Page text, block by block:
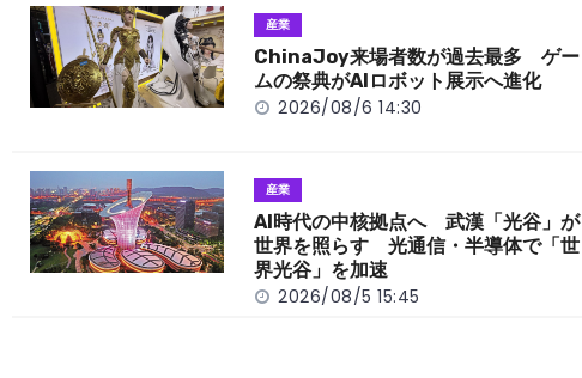
o
o
k
k
産業
ChinaJoy来場者数が過去最多 ゲー
ムの祭典がAIロボット展示へ進化
2026/08/6 14:30
産業
AI時代の中核拠点へ 武漢「光谷」が
世界を照らす 光通信・半導体で「世
界光谷」を加速
2026/08/5 15:45